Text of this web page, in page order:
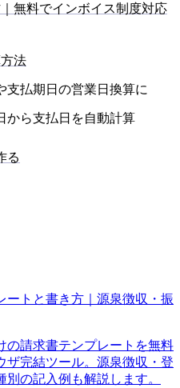
無料でインボイス制度対応
法
払期日の営業日換算に
から支払日を自動計算
る
ートと書き方｜源泉徴収・振
の請求書テンプレートを無料
ザ完結ツール。源泉徴収・登
の記入例も解説します。